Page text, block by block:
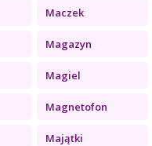
Maczek
Magazyn
Magiel
Magnetofon
Majątki